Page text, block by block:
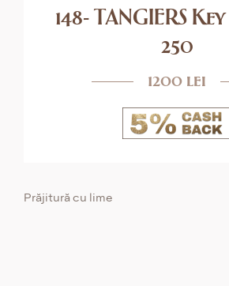
148- TANGIERS
250
1200 lei
Prăjitură cu lime